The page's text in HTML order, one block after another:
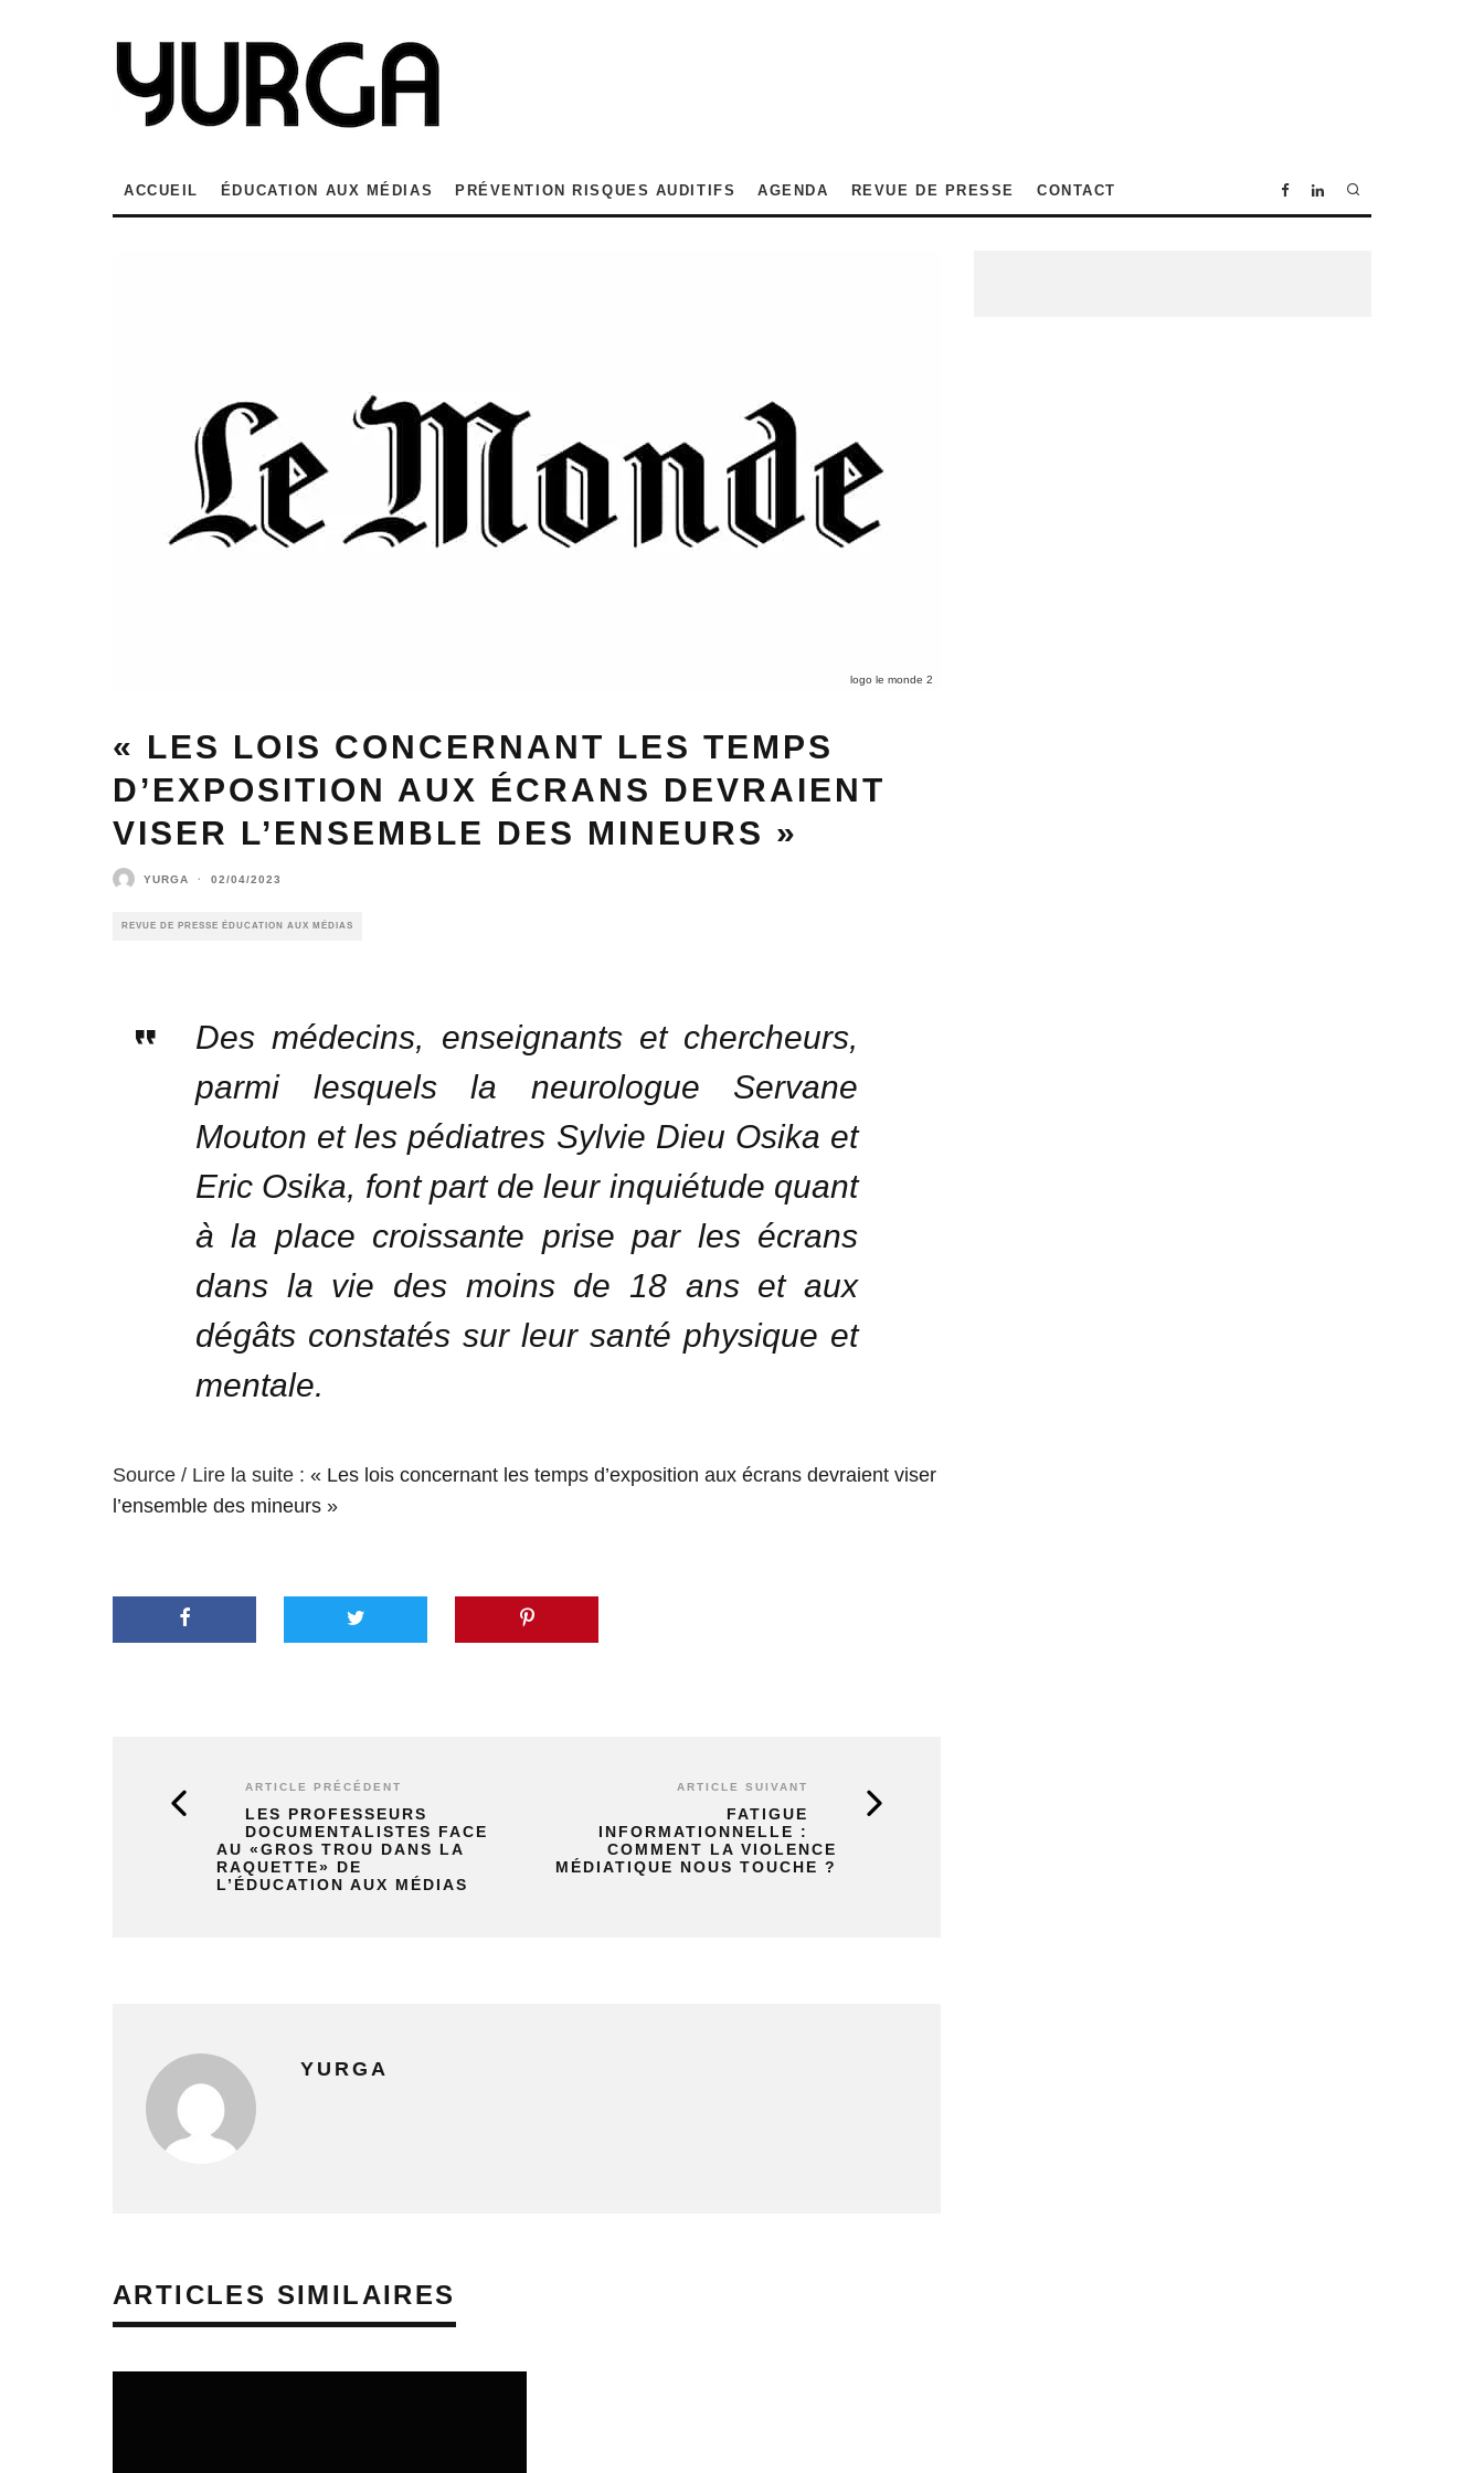
ACCUEIL ÉDUCATION AUX MÉDIAS PRÉVENTION RISQUES AUDITIFS AGENDA REVUE DE PRESSE CONTACT
logo le monde 2
« LES LOIS CONCERNANT LES TEMPS
D’EXPOSITION AUX ÉCRANS DEVRAIENT
VISER L’ENSEMBLE DES MINEURS »
YURGA · 02/04/2023
REVUE DE PRESSE ÉDUCATION AUX MÉDIAS
Des médecins, enseignants et chercheurs,
parmi lesquels la neurologue Servane
Mouton et les pédiatres Sylvie Dieu Osika et
Eric Osika, font part de leur inquiétude quant
à la place croissante prise par les écrans
dans la vie des moins de 18 ans et aux
dégâts constatés sur leur santé physique et
mentale.
Source / Lire la suite : « Les lois concernant les temps d’exposition aux écrans devraient viser
l’ensemble des mineurs »
ARTICLE PRÉCÉDENT
LES PROFESSEURS
DOCUMENTALISTES FACE
AU «GROS TROU DANS LA
RAQUETTE» DE
L’ÉDUCATION AUX MÉDIAS
ARTICLE SUIVANT
FATIGUE
INFORMATIONNELLE :
COMMENT LA VIOLENCE
MÉDIATIQUE NOUS TOUCHE ?
YURGA
ARTICLES SIMILAIRES